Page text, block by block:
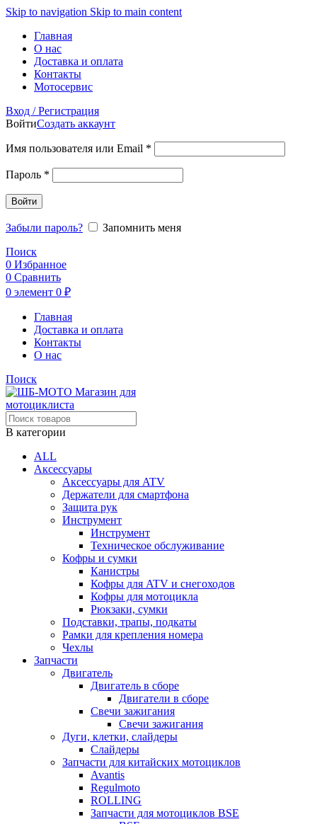
Skip to navigation Skip to main content
Главная
О нас
Доставка и оплата
Контакты
Мотосервис
Вход / Регистрация
ВойтиСоздать аккаунт
Имя пользователя или Email *
Пароль *
Войти
Забыли пароль?
Запомнить меня
Поиск
0 Избранное
0 Сравнить
0 элемент 0 ₽
Главная
Доставка и оплата
Контакты
О нас
Поиск
В категории
ALL
Аксессуары
Аксессуары для ATV
Держатели для смартфона
Защита рук
Инструмент
Инструмент
Техническое обслуживание
Кофры и сумки
Канистры
Кофры для ATV и снегоходов
Кофры для мотоцикла
Рюкзаки, сумки
Подставки, трапы, подкаты
Рамки для крепления номера
Чехлы
Запчасти
Двигатель
Двигатель в сборе
Двигатели в сборе
Свечи зажигания
Свечи зажигания
Дуги, клетки, слайдеры
Слайдеры
Запчасти для китайских мотоциклов
Avantis
Regulmoto
ROLLING
Запчасти для мотоциклов BSE